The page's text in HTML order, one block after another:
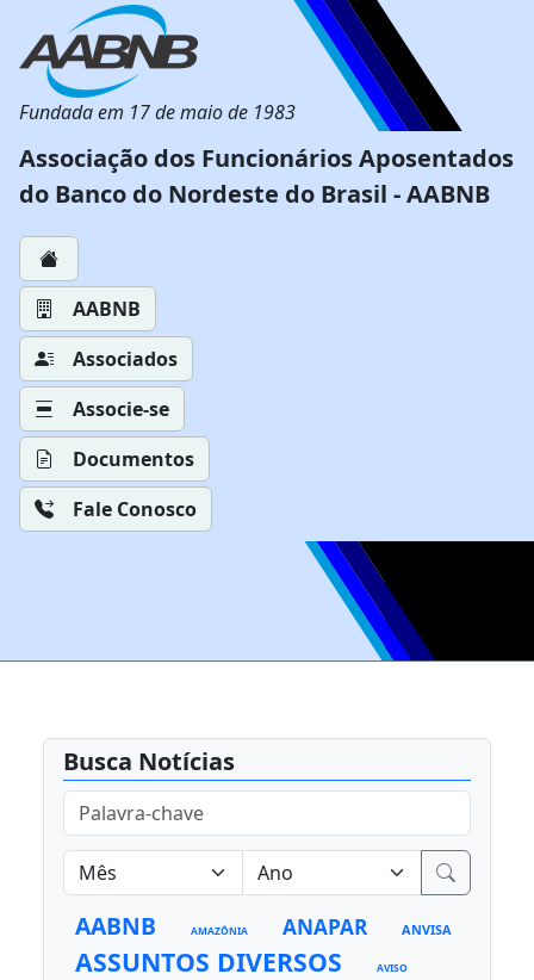
Fundada em 17 de maio de 1983
Associação dos Funcionários Aposentados
do Banco do Nordeste do Brasil - AABNB
AABNB
Associados
Associe-se
Documentos
Fale Conosco
Busca Notícias
AABNB AMAZÔNIA ANAPAR ANVISA
ASSUNTOS DIVERSOS AVISO